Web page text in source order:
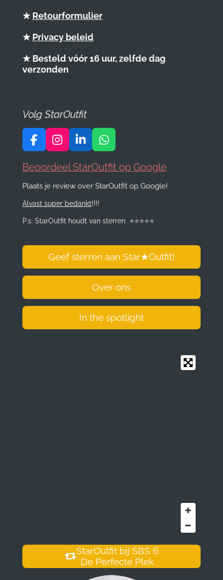
★ Retourformulier
★ Privacy beleid
★ Besteld vóór 16 uur, zelfde dag
verzonden
Volg StarOutfit
F
c
b
o
k
I
s
a
r
a
L
n
e
I
n
W
a
s
p
Beoordeel StarOutfit op Google
Plaats je review over StarOutfit op Google!
Alvast super bedankt!!!!
P.s. StarOutfit houdt van sterren ⭐️⭐️⭐️⭐️⭐️
Geef sterren aan Star★Outfit!
Over ons
In the spotlight
StarOutfit bij SBS 6
De Perfecte Plek